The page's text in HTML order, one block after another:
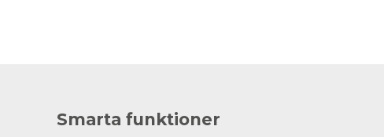
Smarta funktioner